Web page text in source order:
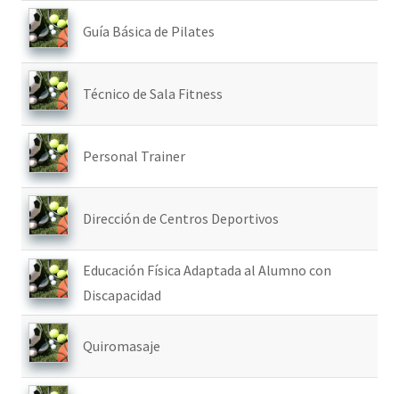
Guía Básica de Pilates
Técnico de Sala Fitness
Personal Trainer
Dirección de Centros Deportivos
Educación Física Adaptada al Alumno con
Discapacidad
Quiromasaje